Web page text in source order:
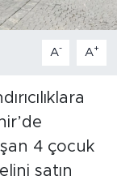
A- A+
4 çocuk
satın